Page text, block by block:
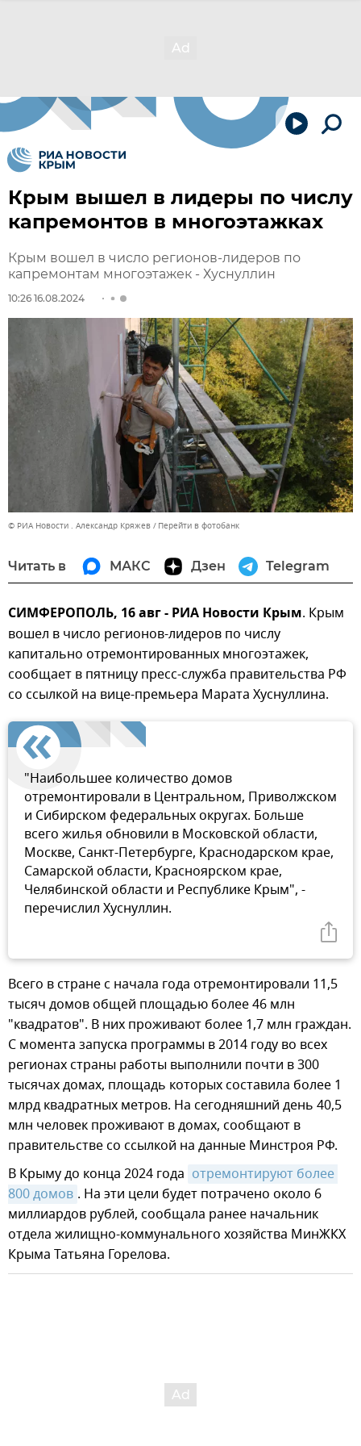
Крым вышел в лидеры по числу
капремонтов в многоэтажках
Крым вошел в число регионов-лидеров по
капремонтам многоэтажек - Хуснуллин
10:26 16.08.2024
© РИА Новости . Александр Кряжев Перейти в фотобанк
Читать в МАКС Дзен Telegram
СИМФЕРОПОЛЬ, 16 авг - РИА Новости Крым. Крым
вошел в число регионов-лидеров по числу
капитально отремонтированных многоэтажек,
сообщает в пятницу пресс-служба правительства РФ
со ссылкой на вице-премьера Марата Хуснуллина.
"Наибольшее количество домов
отремонтировали в Центральном, Приволжском
и Сибирском федеральных округах. Больше
всего жилья обновили в Московской области,
Москве, Санкт-Петербурге, Краснодарском крае,
Самарской области, Красноярском крае,
Челябинской области и Республике Крым", -
перечислил Хуснуллин.
Всего в стране с начала года отремонтировали 11,5
тысяч домов общей площадью более 46 млн
"квадратов". В них проживают более 1,7 млн граждан.
С момента запуска программы в 2014 году во всех
регионах страны работы выполнили почти в 300
тысячах домах, площадь которых составила более 1
млрд квадратных метров. На сегодняшний день 40,5
млн человек проживают в домах, сообщают в
правительстве со ссылкой на данные Минстроя РФ.
В Крыму до конца 2024 года отремонтируют более
800 домов . На эти цели будет потрачено около 6
миллиардов рублей, сообщала ранее начальник
отдела жилищно-коммунального хозяйства МинЖКХ
Крыма Татьяна Горелова.